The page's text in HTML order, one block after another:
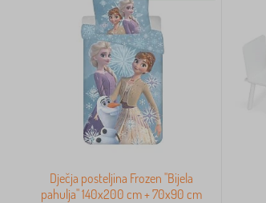
Dječja posteljina Frozen "Bijela
pahulja" 140x200 cm + 70x90 cm